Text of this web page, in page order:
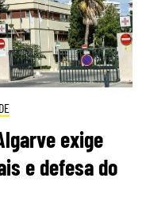
exige
e defesa do